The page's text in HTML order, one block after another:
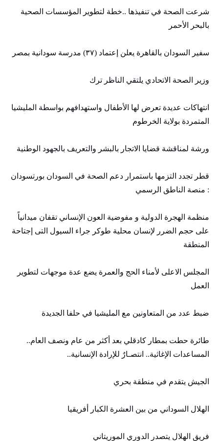
شرعت الصحة في تنفيذها ..خطة لتطوير المؤسسات الصحية
بالبحر الأحمر
سفير السودان بالقاهرة يعلن إعتماد (٣٧) مدرسة سودانية بمصر
وزير الصحة الاتحادي يلتقي الناظر ترك
انتهاكات عديدة تعرض لها الأطفال واستهدافهم بواسطة المليشيا
المتمردة بولاية الخرطوم
ورشة لمناقشة قضايا الاتجار بالبشر والتعريف بالجهود الوطنية
قطر تجدد التزمها باستمرار دعم الصحة في السودان بورتسودان
: منصة الناطق الرسمي
منظمة الهجرة الدولية و مفوضية العون الإنساني تقفان ميدانياً
على حجم الضرر لإنسان محلية طوكر جراء السيول التى إجتاحة
المنطقة
المجلس الاعلى لأمناء الحج والعمرة يضع عدة موجهات لتطوير
العمل
ضبط عدد من المتعاونين مع المليشيا في حلفا الجديدة
طائرة حطت بمطار كادقلي بعد أكثر من عام ونصف العام..
المساعدات الإغاثية.. انتصـارٌ للإرادة الإنسانية..
الجيش يتقدم في منطقة بحري
الهلال السوداني من بين العشرة الكبار أفريقيا
فريق الهلال يتصدر الدوري الموريتاني